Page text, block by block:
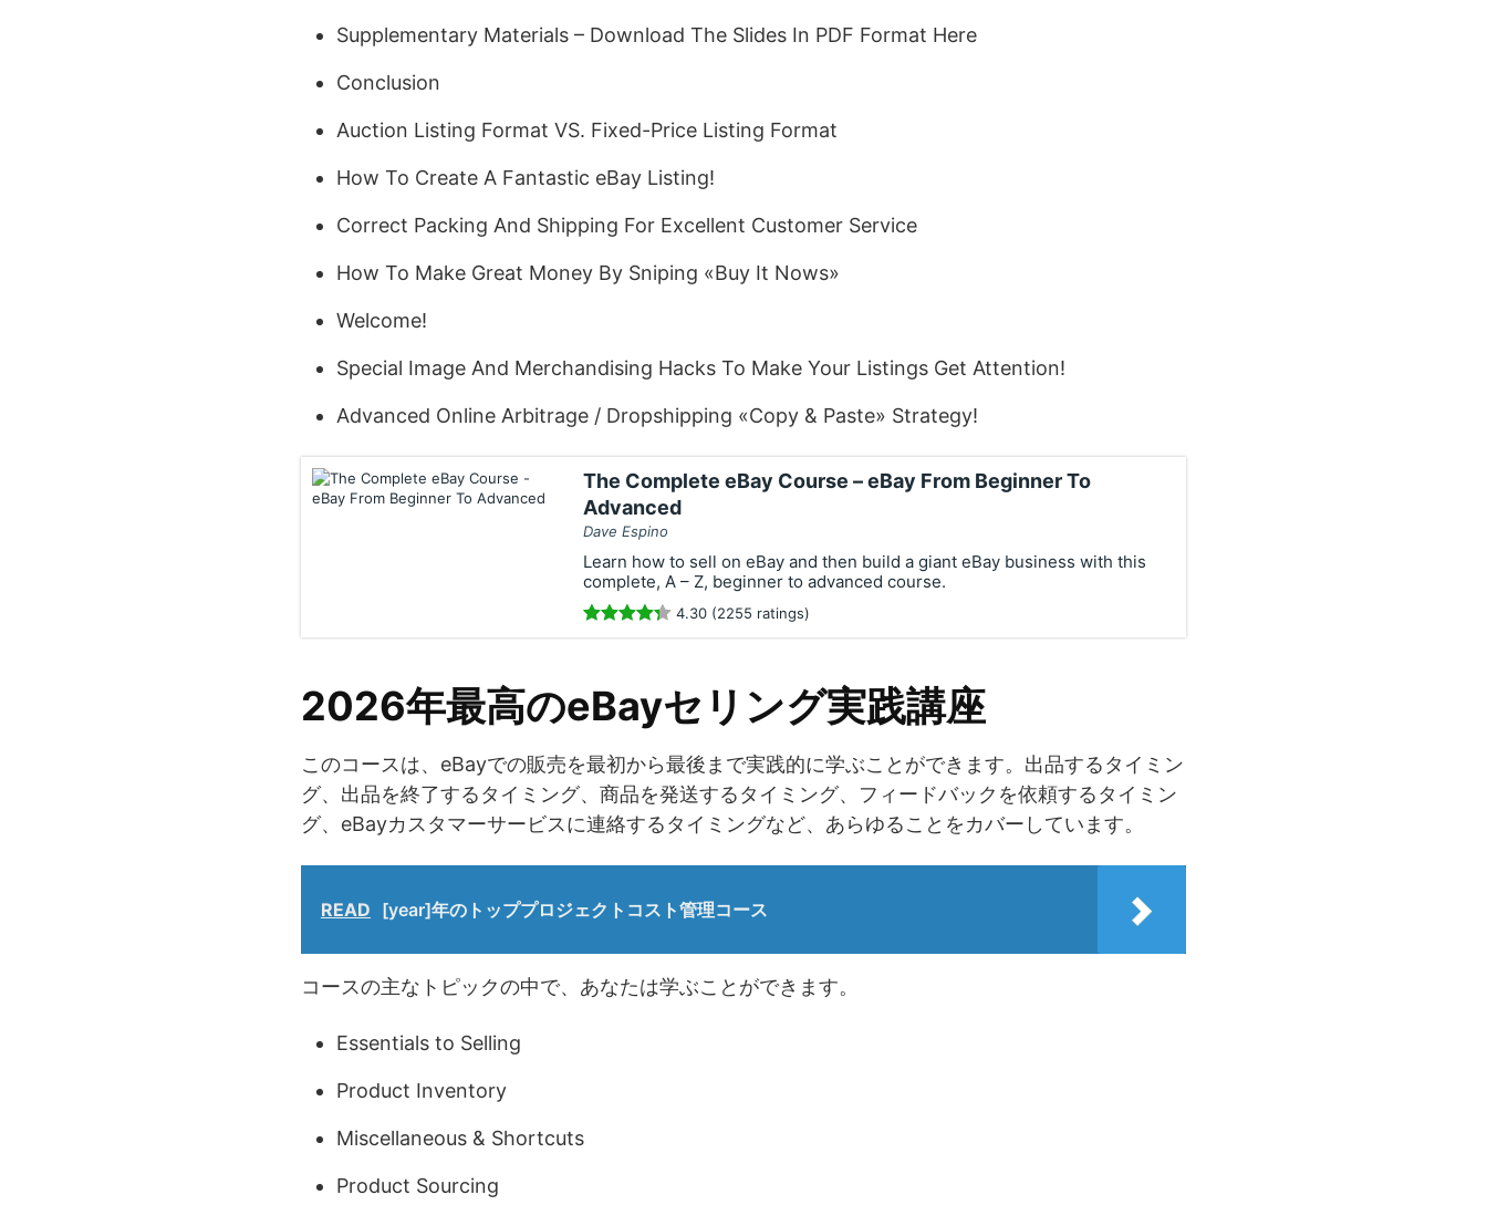
Supplementary Materials – Download The Slides In PDF Format Here
Conclusion
Auction Listing Format VS. Fixed-Price Listing Format
How To Create A Fantastic eBay Listing!
Correct Packing And Shipping For Excellent Customer Service
How To Make Great Money By Sniping «Buy It Nows»
Welcome!
Special Image And Merchandising Hacks To Make Your Listings Get Attention!
Advanced Online Arbitrage / Dropshipping «Copy & Paste» Strategy!
The Complete eBay Course – eBay From Beginner To
Advanced
Dave Espino
Learn how to sell on eBay and then build a giant eBay business with this
complete, A – Z, beginner to advanced course.
4.30 (2255 ratings)
2026年最高のeBayセリング実践講座
このコースは、eBayでの販売を最初から最後まで実践的に学ぶことができます。出品するタイミン
グ、出品を終了するタイミング、商品を発送するタイミング、フィードバックを依頼するタイミン
グ、eBayカスタマーサービスに連絡するタイミングなど、あらゆることをカバーしています。
READ [year]年のトッププロジェクトコスト管理コース
コースの主なトピックの中で、あなたは学ぶことができます。
Essentials to Selling
Product Inventory
Miscellaneous & Shortcuts
Product Sourcing